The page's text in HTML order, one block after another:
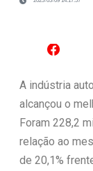
A indústria
alcançou o
Foram 228,2
relação ao
de 20,1%